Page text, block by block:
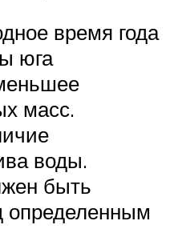
время года
юга
масс.
воды.
быть